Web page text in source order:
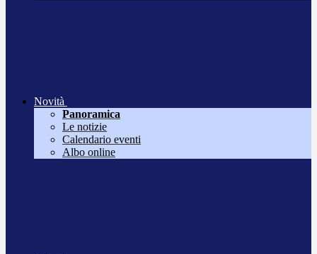
Novità
Panoramica
Le notizie
Calendario eventi
Albo online